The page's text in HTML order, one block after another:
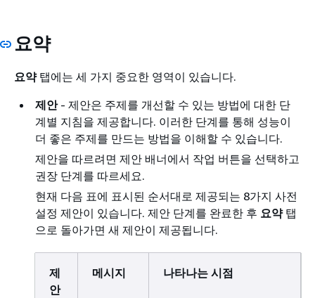
요약
요약탭에는 세 가지 중요한 영역이 있습니다.
제안- 제안은 주제를 개선할 수 있는 방법에 대한 단
계별 지침을 제공합니다. 이러한 단계를 통해 성능이
더 좋은 주제를 만드는 방법을 이해할 수 있습니다.
제안을 따르려면 제안 배너에서 작업 버튼을 선택하고
권장 단계를 따르세요.
현재 다음 표에 표시된 순서대로 제공되는 8가지 사전
설정 제안이 있습니다. 제안 단계를 완료한 후 요약탭
으로 돌아가면 새 제안이 제공됩니다.
제
안
메시지 나타나는 시점